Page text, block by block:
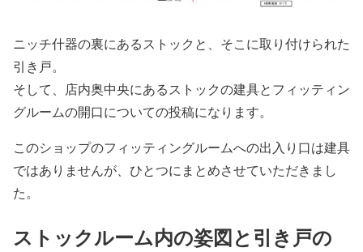
ニッチ什器の裏にあるストックと、そこに取り付けられた
引き戸。
そして、店内奥中央にあるストックの建具とフィッティン
グルームの開口についての投稿になります。
このショップのフィッティングルームへの出入り口は建具
ではありませんが、ひとつにまとめさせていただきまし
た。
ストックルーム内の姿図と引き戸の